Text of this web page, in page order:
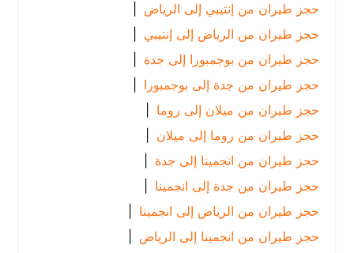
حجز طيران من إنتيبي إلى الرياض
|
حجز طيران من الرياض إلى إنتيبي |
حجز طيران من بوجمبورا إلى جدة
حجز طيران من جدة إلى بوجمبورا |
حجز طيران من ميلان إلى روما
|
حجز طيران من روما إلى ميلان |
حجز طيران من انجمينا إلى جدة
حجز طيران من جدة إلى انجمينا |
حجز طيران من الرياض إلى انجمينا |
حجز طيران من انجمينا إلى الرياض
|